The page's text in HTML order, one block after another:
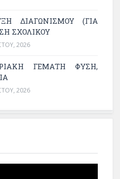
ΔΙΑΓΩΝΙΣΜΟΥ (ΓΙΑ
ΣΧΟΛΙΚΟΎ
2026
ΓΕΜΆΤΗ ΦΎΣΗ,
2026